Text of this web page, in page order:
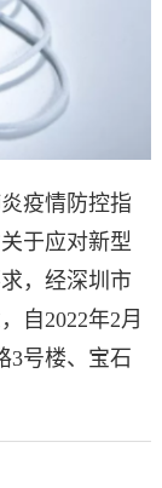
疫情防控指
于应对新型
，经深圳市
自2022年2月
3号楼、宝石